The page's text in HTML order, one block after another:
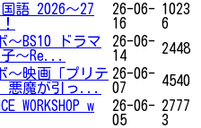
語 2026～27
26-06-
16
1023
6
～BS10 ドラマ
～Re...
26-06-
14
2448
～映画「プリテ
悪魔が引っ...
26-06-
07
4540
WORKSHOP w
26-06-
05
2777
3